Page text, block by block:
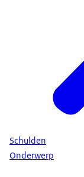
Schulden
Onderwerp